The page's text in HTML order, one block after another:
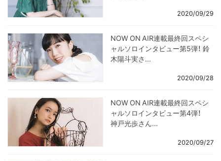
2020/09/29
NOW ON AIR連載最終回スペシ
ャルソロインタビュー第5弾！ 鈴
木陽斗実さ...
2020/09/28
NOW ON AIR連載最終回スペシ
ャルソロインタビュー第4弾！
神戸光歩さん...
2020/09/27